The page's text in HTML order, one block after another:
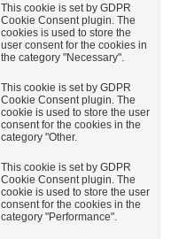
This cookie is set by GDPR
Cookie Consent plugin. The
cookies is used to store the
user consent for the cookies in
the category "Necessary".
This cookie is set by GDPR
Cookie Consent plugin. The
cookie is used to store the user
consent for the cookies in the
category "Other.
This cookie is set by GDPR
Cookie Consent plugin. The
cookie is used to store the user
consent for the cookies in the
category "Performance".